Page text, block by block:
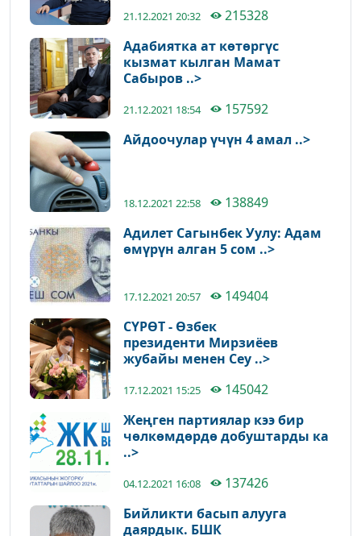
21.12.2021 20:32
215328
Адабиятка ат көтөргүс
кызмат кылган Мамат
Сабыров ..>
21.12.2021 18:54
157592
Айдоочулар үчүн 4 амал ..>
18.12.2021 22:58
138849
Адилет Сагынбек Уулу: Адам
өмүрүн алган 5 сом ..>
17.12.2021 20:57
149404
СҮРӨТ - Өзбек
президенти Мирзиёев
жубайы менен Сеу ..>
17.12.2021 15:25
145042
Жеңген партиялар кээ бир
чөлкөмдөрдө добуштарды ка
..>
04.12.2021 16:08
137426
Бийликти басып алууга
даярдык. БШК